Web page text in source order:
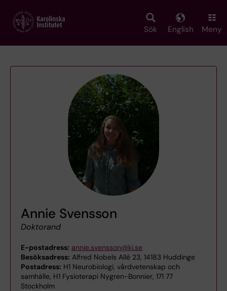
main
Sök English Meny
Annie Svensson
Doktorand
E-postadress: annie.svensson@ki.se
Besöksadress: Alfred Nobels Allé 23, 14183 Huddinge
Postadress: H1 Neurobiologi, vårdvetenskap och
samhälle, H1 Fysioterapi Nygren-Bonnier, 171 77
Stockholm